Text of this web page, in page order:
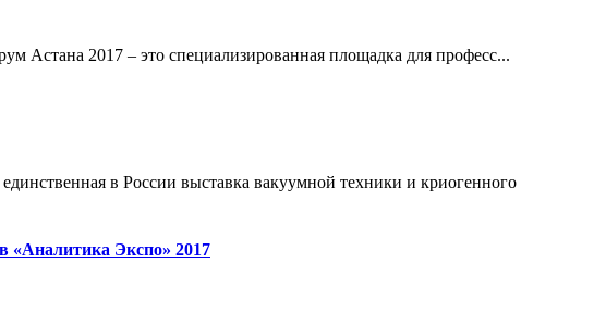
2017 – это специализированная площадка для професс...
в России выставка вакуумной техники и криогенного
«Аналитика Экспо» 2017